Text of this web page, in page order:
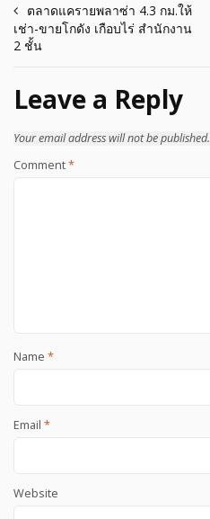
Post
navigation
ตลาดแครายพลาซ่า 4.3 กม.ให้
เช่า-ขายโกดัง เกือบไร่ สำนักงาน
2 ชั้น
Leave a Reply
Your email address will not be published.
Comment*
Name *
Email *
Website